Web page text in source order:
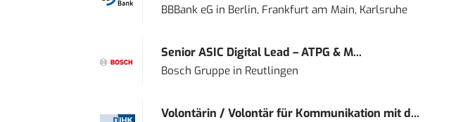
BBBank eG in Berlin, Frankfurt am Main, Karlsruhe
Senior ASIC Digital Lead – ATPG & M...
Bosch Gruppein Reutlingen
Volontärin / Volontär für Kommunikation mit d...